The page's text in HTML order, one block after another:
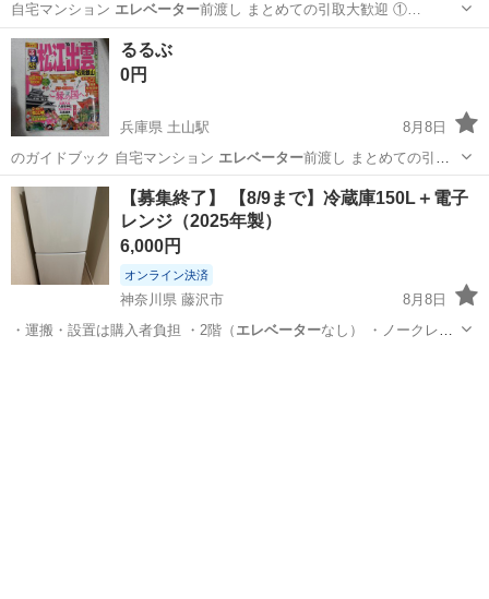
自宅マンション エレベーター 前渡し まとめての引取大歓迎 ①…
兵庫 明石市
るるぶ
0円
兵庫県 土山駅
8月8日
のガイドブック 自宅マンション エレベーター前渡し まとめての引取
大歓迎 ①…
兵庫 明石市 土山駅 その他 るるぶ
【募集終了】 【8/9まで】冷蔵庫150L＋電子
レンジ（2025年製）
6,000円
オンライン決済
神奈川県 藤沢市
8月8日
・運搬・設置は購入者負担 ・2階（ エレベーターなし） ・ノークレー